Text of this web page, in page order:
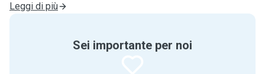
Leggi di più
Sei importante per noi